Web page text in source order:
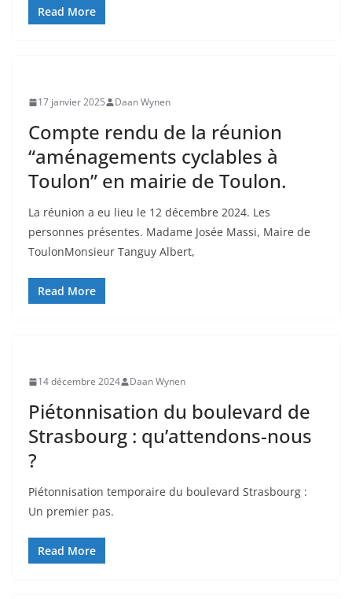
Read More
17 janvier 2025 Daan Wynen
Compte rendu de la réunion
“aménagements cyclables à
Toulon” en mairie de Toulon.
La réunion a eu lieu le 12 décembre 2024. Les
personnes présentes. Madame Josée Massi, Maire de
ToulonMonsieur Tanguy Albert,
Read More
14 décembre 2024 Daan Wynen
Piétonnisation du boulevard de
Strasbourg : qu’attendons-nous
?
Piétonnisation temporaire du boulevard Strasbourg :
Un premier pas.
Read More